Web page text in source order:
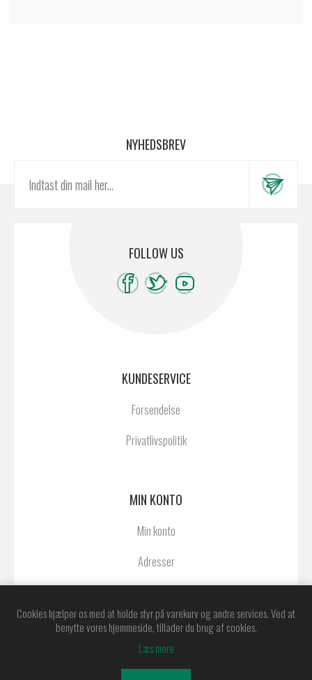
NYHEDSBREV
FOLLOW US
KUNDESERVICE
Forsendelse
Privatlivspolitik
MIN KONTO
Min konto
Adresser
Copyright © 2026 Østerby Agentur A/S. Alle
Cookies hjælper os med at holde styr på varekurv og andre services. Ved at
benytte vores hjemmeside, tillader du brug af cookies.
Læs mere